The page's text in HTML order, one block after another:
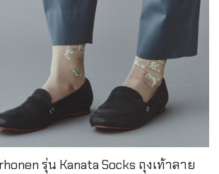
รุ่น Kanata Socks ถุงเท้าลาย